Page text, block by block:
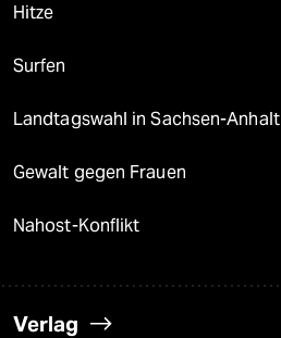
Hitze
Surfen
Landtagswahl in Sachsen-Anhalt
Gewalt gegen Frauen
Nahost-Konflikt
Verlag